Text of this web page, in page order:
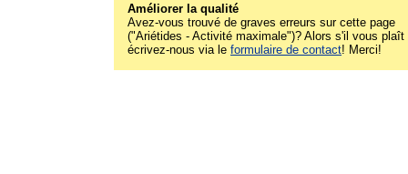
Améliorer la qualité
Avez-vous trouvé de graves erreurs sur cette page
("Ariétides - Activité maximale")? Alors s'il vous plaît
écrivez-nous via le formulaire de contact! Merci!